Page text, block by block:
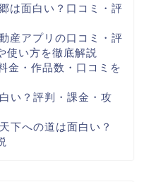
は面白い？口コミ・評
産アプリの口コミ・評
使い方を徹底解説
金・作品数・口コミを
い？評判・課金・攻
下への道は面白い？